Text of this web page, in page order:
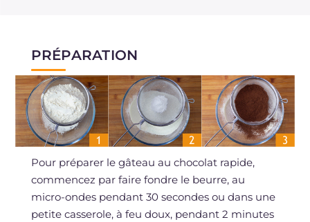
PRÉPARATION
Pour préparer le gâteau au chocolat rapide,
commencez par faire fondre le beurre, au
micro-ondes pendant 30 secondes ou dans une
petite casserole, à feu doux, pendant 2 minutes